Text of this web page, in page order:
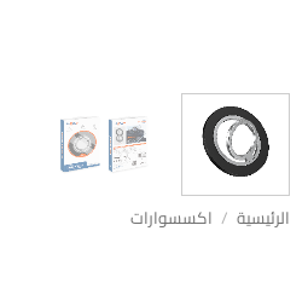
الرئيسية / اكسسوارات